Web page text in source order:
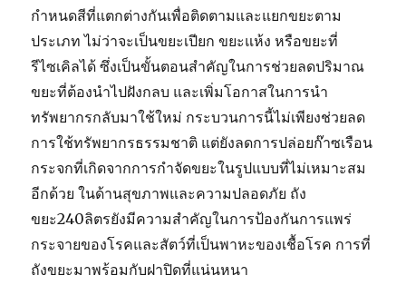
กำหนดสีที่แตกต่างกันเพื่อติดตามและแยกขยะตาม
ประเภท ไม่ว่าจะเป็นขยะเปียก ขยะแห้ง หรือขยะที่
รีไซเคิลได้ ซึ่งเป็นขั้นตอนสำคัญในการช่วยลดปริมาณ
ขยะที่ต้องนำไปฝังกลบ และเพิ่มโอกาสในการนำ
ทรัพยากรกลับมาใช้ใหม่ กระบวนการนี้ไม่เพียงช่วยลด
การใช้ทรัพยากรธรรมชาติ แต่ยังลดการปล่อยก๊าซเรือน
กระจกที่เกิดจากการกำจัดขยะในรูปแบบที่ไม่เหมาะสม
อีกด้วย ในด้านสุขภาพและความปลอดภัย ถัง
ขยะ240ลิตรยังมีความสำคัญในการป้องกันการแพร่
กระจายของโรคและสัตว์ที่เป็นพาหะของเชื้อโรค การที่
ถังขยะมาพร้อมกับฝาปิดที่แน่นหนา